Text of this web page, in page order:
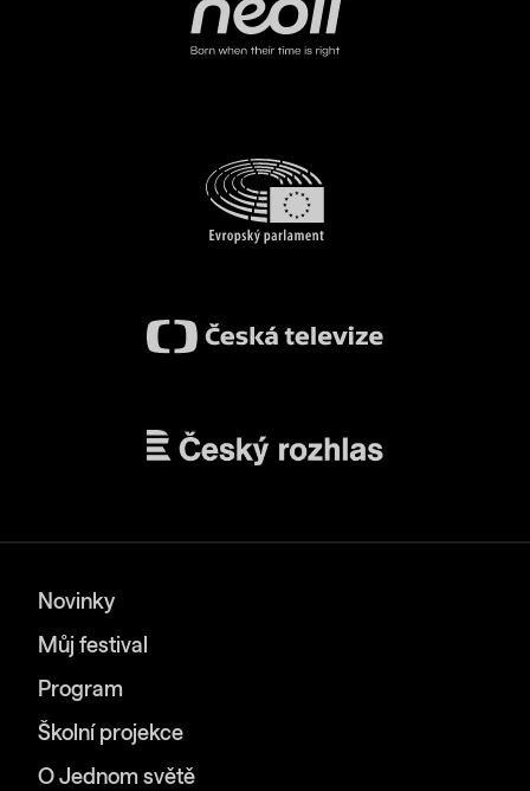
Novinky
Můj festival
Program
Školní projekce
O Jednom světě